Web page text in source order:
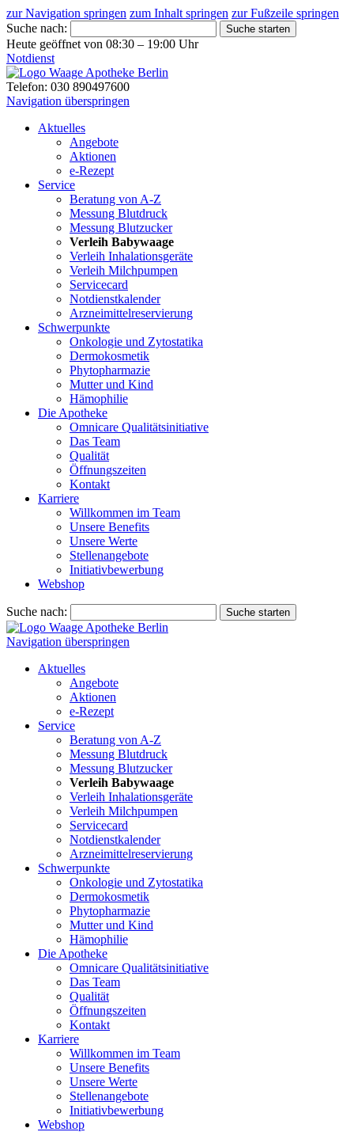
zur Navigation springen zum Inhalt springen zur Fußzeile springen
Suche nach:
Suche starten
Heute geöffnet von 08:30 – 19:00 Uhr
Notdienst
Telefon: 030 890497600
Navigation überspringen
Aktuelles
Angebote
Aktionen
e-Rezept
Service
Beratung von A-Z
Messung Blutdruck
Messung Blutzucker
Verleih Babywaage
Verleih Inhalationsgeräte
Verleih Milchpumpen
Servicecard
Notdienstkalender
Arzneimittelreservierung
Schwerpunkte
Onkologie und Zytostatika
Dermokosmetik
Phytopharmazie
Mutter und Kind
Hämophilie
Die Apotheke
Omnicare Qualitätsinitiative
Das Team
Qualität
Öffnungszeiten
Kontakt
Karriere
Willkommen im Team
Unsere Benefits
Unsere Werte
Stellenangebote
Initiativbewerbung
Webshop
Suche nach: Suche starten
Navigation überspringen
Aktuelles
Angebote
Aktionen
e-Rezept
Service
Beratung von A-Z
Messung Blutdruck
Messung Blutzucker
Verleih Babywaage
Verleih Inhalationsgeräte
Verleih Milchpumpen
Servicecard
Notdienstkalender
Arzneimittelreservierung
Schwerpunkte
Onkologie und Zytostatika
Dermokosmetik
Phytopharmazie
Mutter und Kind
Hämophilie
Die Apotheke
Omnicare Qualitätsinitiative
Das Team
Qualität
Öffnungszeiten
Kontakt
Karriere
Willkommen im Team
Unsere Benefits
Unsere Werte
Stellenangebote
Initiativbewerbung
Webshop